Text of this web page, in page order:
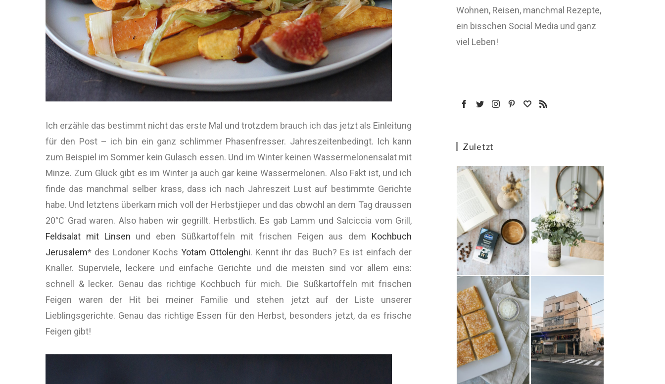
Ich erzähle das bestimmt nicht das erste Mal und trotzdem brauch ich das jetzt als Einleitung
für den Post – ich bin ein ganz schlimmer Phasenfresser. Jahreszeitenbedingt. Ich kann
zum Beispiel im Sommer kein Gulasch essen. Und im Winter keinen Wassermelonensalat mit
Minze. Zum Glück gibt es im Winter ja auch gar keine Wassermelonen. Also Fakt ist, und ich
finde das manchmal selber krass, dass ich nach Jahreszeit Lust auf bestimmte Gerichte
habe. Und letztens überkam mich voll der Herbstjieper und das obwohl an dem Tag draussen
20°C Grad waren. Also haben wir gegrillt. Herbstlich. Es gab Lamm und Salciccia vom Grill,
Feldsalat mit Linsen und eben Süßkartoffeln mit frischen Feigen aus dem Kochbuch
Jerusalem* des Londoner Kochs Yotam Ottolenghi. Kennt ihr das Buch? Es ist einfach der
Knaller. Superviele, leckere und einfache Gerichte und die meisten sind vor allem eins:
schnell & lecker. Genau das richtige Kochbuch für mich. Die Süßkartoffeln mit frischen
Feigen waren der Hit bei meiner Familie und stehen jetzt auf der Liste unserer
Lieblingsgerichte. Genau das richtige Essen für den Herbst, besonders jetzt, da es frische
Feigen gibt!
Wohnen, Reisen, manchmal Rezepte,
ein bisschen Social Media und ganz
viel Leben!
Zuletzt